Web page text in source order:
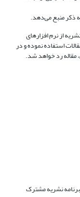
ذکر منبع می‌دهد.
از نرم افزارهای
استفاده نموده و در
نشریه مشترک